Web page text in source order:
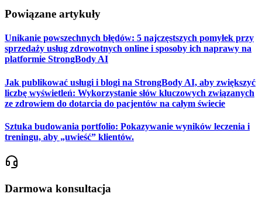
Powiązane artykuły
Unikanie powszechnych błędów: 5 najczęstszych pomyłek przy
sprzedaży usług zdrowotnych online i sposoby ich naprawy na
platformie StrongBody AI
Jak publikować usługi i blogi na StrongBody AI, aby zwiększyć
liczbę wyświetleń: Wykorzystanie słów kluczowych związanych
ze zdrowiem do dotarcia do pacjentów na całym świecie
Sztuka budowania portfolio: Pokazywanie wyników leczenia i
treningu, aby „uwieść” klientów.
Darmowa konsultacja